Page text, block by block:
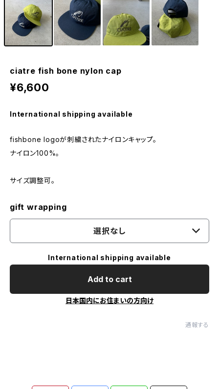
ciatre fish bone nylon cap
¥6,600
International shipping available
fishbone logoが刺繍されたナイロンキャップ。
ナイロン100%。
サイズ調整可。
gift wrapping
選択なし
International shipping available
Add to cart
日本国内にお住まいの方向け
通報する